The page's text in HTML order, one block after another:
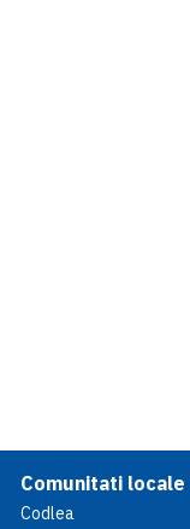
Comunitati locale
Codlea